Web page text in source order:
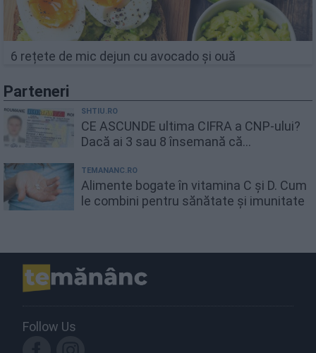
6 rețete de mic dejun cu avocado și ouă
Parteneri
SHTIU.RO
CE ASCUNDE ultima CIFRA a CNP-ului?
Dacă ai 3 sau 8 însemană că...
TEMANANC.RO
Alimente bogate în vitamina C și D. Cum
le combini pentru sănătate și imunitate
Follow Us